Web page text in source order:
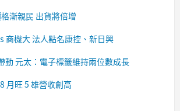
漸親民 出貨將倍增
商機大 法人點名康控、新日興
動 元太：電子標籤維持兩位數成長
月旺 5 雄營收創高